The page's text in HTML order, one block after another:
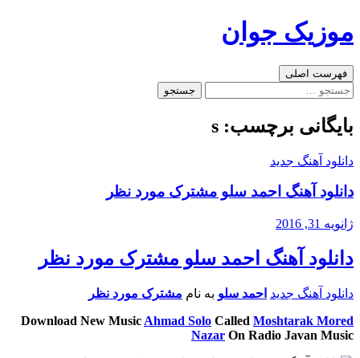
به
موزیک جوان
جست‌وجو
فهرست اصلی
جستجو
بایگانی برچسب: s
دانلود آهنگ جدید
دانلود آهنگ احمد سلو مشترک مورد نظر
ژانویه 31, 2016
دانلود آهنگ احمد سلو مشترک مورد نظر
دانلود آهنگ جدید احمد سلو به نام مشترک مورد نظر
Download New Music Ahmad Solo Called Moshtarak Mored
Nazar On Radio Javan Music